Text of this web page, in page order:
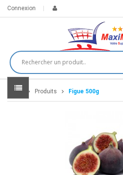
Connexion
Home Produits Figue 500g